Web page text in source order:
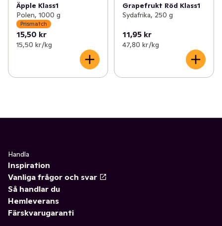
Äpple Klass1
Polen, 1000 g
Prismatch
15,50 kr
15,50 kr /kg
Grapefrukt Röd Klass1
Sydafrika, 250 g
11,95 kr
47,80 kr /kg
Handla
Inspiration
Vanliga frågor och svar
Så handlar du
Hemleverans
Färskvarugaranti